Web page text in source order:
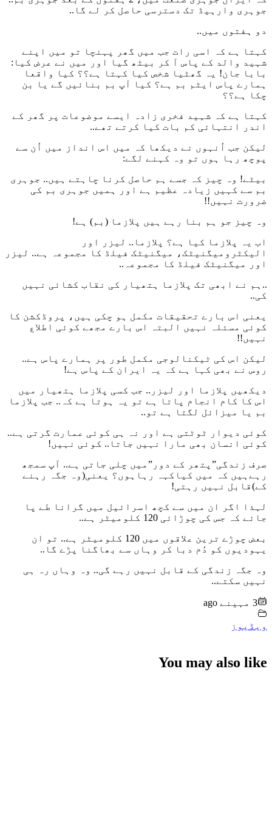
جوہری وارہیڈ تک دسترسی حاصل کر لے گا..
دو ہفتوں میں..
کہتا ہے کہ اسی رات جب میں گھر پہنچا تو میں اپنے
شہید والد کے پاس آ کر بیٹھ گیا اور میں نے عرض کیا:
بابا جان! یہ گھٹیا شخص کیا کہتا ہے؟؟ کیا واقعا
ہمارے پاس ایٹم بم ہے؟ کیا آپ بم بنائیں گے یا بن
چکا ہے؟؟
کہتا ہے کہ شہید فخری زادہ ایسے موضوعات پر گھر کے
اندر انتہائی کم بات کیا کرتے تھے..
لیکن جب اُنہوں نے دیکھا کہ میں اس انداز میں اُن سے
پوچھ رہا ہوں تو وہ کہنے لگے:
بیٹے! وہ چیز کہ جسے ہم حاصل کرنا چاہتے ہیں.. جوہری
بم سے کہیں زیادہ عظیم ہے اور ہمیں جوہری بم کی
ضرورت نہیں!!
وہ چیز جو ہم بنا رہے ہیں پلازما (بم) ہے!
اب یہ پلازما کیا ہے؟ پلازما.. لیزر اور
الیکٹرومیگنیٹک، میگنیٹک فیلڈ کا مجموعہ ہے.. لیزر
اور میگنیٹک فیلڈ کا مجموعہ..
..ہم نے ابھی تک پلازما ہتھیار کی نقاب کشائی نہیں
کی..
یعنی اس بارے تحقیقات مکمل ہو چکی ہیں، پروڈکشن کا
کوئی مسئلہ نہیں البتہ اس بارے مجھے کوئی اطلاع
نہیں!!
لیکن اس کی ٹیکنالوجی مکمل طور پر ہمارے پاس ہے..
روس نے بھی کہا ہے کہ یہ ایران کے پاس ہے!
دیکھیں پلازما اور لیزر.. جب کسی پلازما ہتھیار میں
اس کا کام انجام پاتا ہے تو یہ ہوتا ہے کہ.. جب پلازما
بم یا میزائل لگتا ہے تو..
کوئی دیوار ٹوٹتی ہے اور نہ ہی کوئی عمارت گرتی ہے..
کوئی انسان بھی مارا نہیں جاتا.. کوئی نہیں!
صرف زندگی”پتھر کے دور”میں چلی جاتی ہے.. آپ سمجھ
رہےہیں کہ میں کیاکہہ رہاہوں؟ یعنی(وہ جگہ رہنے
کے)قابل نہیں رہتی!
لہذا اگر ان میں سے کچھ اسرائیل میں گرانا طے پا
جائے کہ جس کی چوڑائی 120 کلومیٹر ہے..
بعض چوڑے ترین علاقوں میں 120 کلومیٹر ہے.. تو ان
یہودیوں کو دُم دبا کر وہاں سے بھاگنا پڑے گا..
وہ جگہ زندگی کے قابل نہیں رہے گی.. وہ وہاں رہ ہی
نہیں سکتے..
3 مہینے ago
ویڈیوز
You may also like